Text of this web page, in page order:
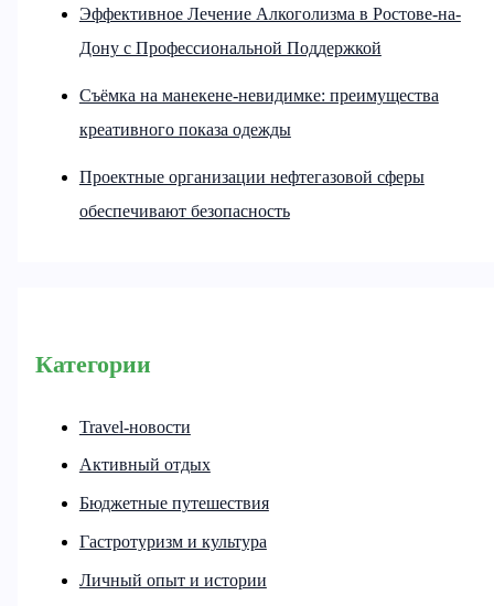
Эффективное Лечение Алкоголизма в Ростове-на-
Дону с Профессиональной Поддержкой
Съёмка на манекене-невидимке: преимущества
креативного показа одежды
Проектные организации нефтегазовой сферы
обеспечивают безопасность
Категории
Travel-новости
Активный отдых
Бюджетные путешествия
Гастротуризм и культура
Личный опыт и истории